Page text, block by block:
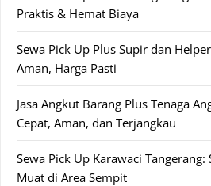
Praktis & Hemat Biaya
Sewa Pick Up Plus Supir dan
Aman, Harga Pasti
Jasa Angkut Barang Plus Tenaga
Cepat, Aman, dan Terjangkau
Sewa Pick Up Karawaci
Muat di Area Sempit